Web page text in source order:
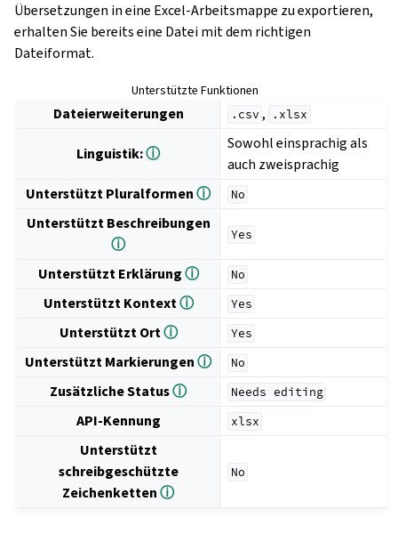
Übersetzungen in eine Excel-Arbeitsmappe zu exportieren,
erhalten Sie bereits eine Datei mit dem richtigen
Dateiformat.
Unterstützte Funktionen
Dateierweiterungen .csv , .xlsx
Linguistik:ⓘ
Sowohl einsprachig als
auch zweisprachig
Unterstützt Pluralformenⓘ No
Unterstützt Beschreibungen
ⓘ
Yes
Unterstützt Erklärungⓘ No
Unterstützt Kontextⓘ Yes
Unterstützt Ortⓘ Yes
Unterstützt Markierungenⓘ No
Zusätzliche Statusⓘ Needs editing
API-Kennung xlsx
Unterstützt
schreibgeschützte
Zeichenkettenⓘ
No